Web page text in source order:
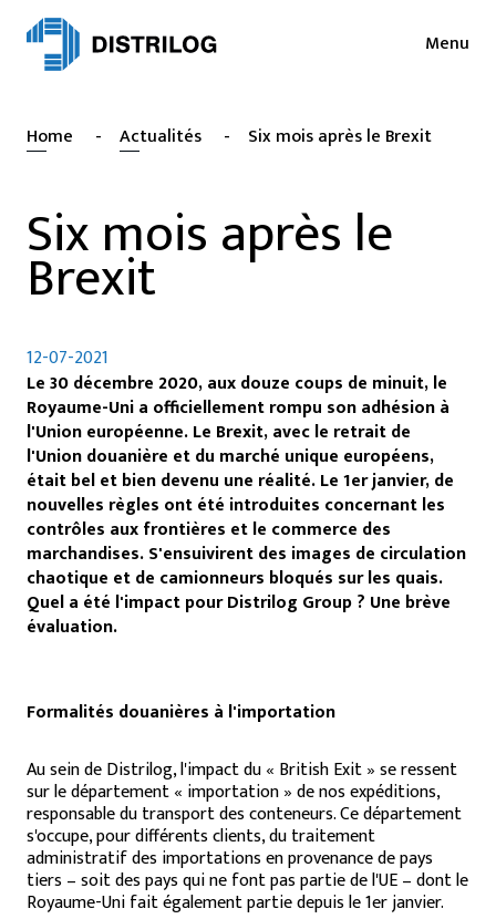
Actualités
NL
EN
Menu
Collaborations
Durabilité
Distrilog
Contact
Home - Actualités - Six mois après le Brexit
Six mois après le
Brexit
12-07-2021
Le 30 décembre 2020, aux douze coups de minuit, le
Royaume-Uni a officiellement rompu son adhésion à
l'Union européenne. Le Brexit, avec le retrait de
l'Union douanière et du marché unique européens,
était bel et bien devenu une réalité. Le 1er janvier, de
nouvelles règles ont été introduites concernant les
contrôles aux frontières et le commerce des
marchandises. S'ensuivirent des images de circulation
chaotique et de camionneurs bloqués sur les quais.
Quel a été l'impact pour Distrilog Group ? Une brève
évaluation.
Formalités douanières à l'importation
Au sein de Distrilog, l'impact du « British Exit » se ressent
sur le département « importation » de nos expéditions,
responsable du transport des conteneurs. Ce département
s'occupe, pour différents clients, du traitement
administratif des importations en provenance de pays
tiers – soit des pays qui ne font pas partie de l'UE – dont le
Royaume-Uni fait également partie depuis le 1er janvier.